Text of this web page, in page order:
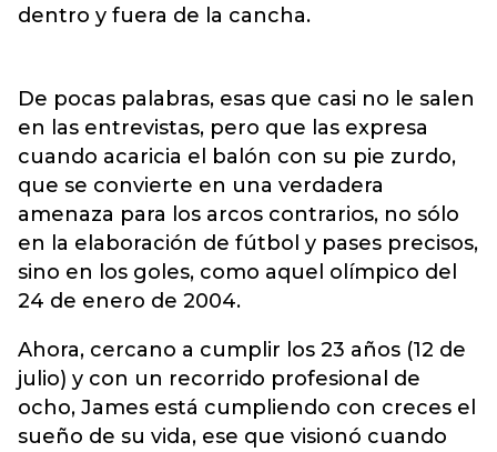
dentro y fuera de la cancha.
De pocas palabras, esas que casi no le salen
en las entrevistas, pero que las expresa
cuando acaricia el balón con su pie zurdo,
que se convierte en una verdadera
amenaza para los arcos contrarios, no sólo
en la elaboración de fútbol y pases precisos,
sino en los goles, como aquel olímpico del
24 de enero de 2004.
Ahora, cercano a cumplir los 23 años (12 de
julio) y con un recorrido profesional de
ocho, James está cumpliendo con creces el
sueño de su vida, ese que visionó cuando